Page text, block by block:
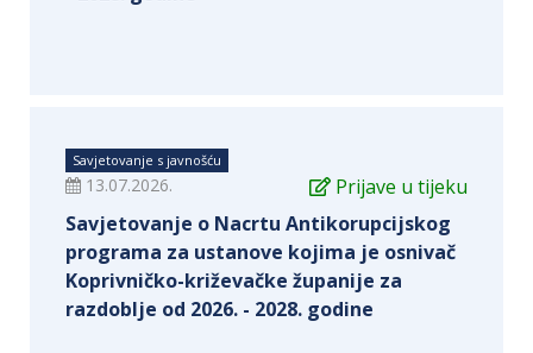
Savjetovanje s javnošću
Prijave u tijeku
13.07.2026.
Savjetovanje o Nacrtu Antikorupcijskog
programa za ustanove kojima je osnivač
Koprivničko-križevačke županije za
razdoblje od 2026. - 2028. godine